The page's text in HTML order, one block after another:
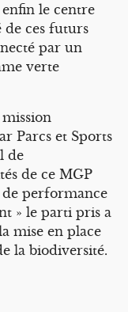
le centre
ces futurs
par un
verte
Parcs et Sports
de
de ce MGP
de performance
» le parti pris a
mise en place
la biodiversité.